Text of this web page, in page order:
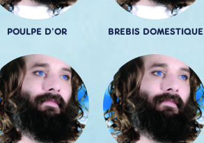
POULPE D'OR BREBIS DOMESTIQUE